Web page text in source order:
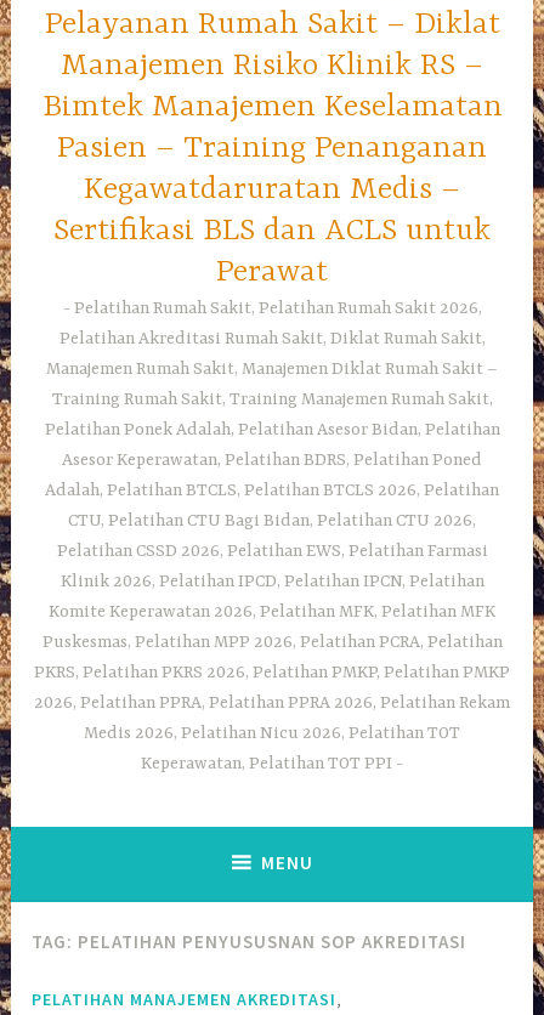
Pelayanan Rumah Sakit – Diklat
Manajemen Risiko Klinik RS –
Bimtek Manajemen Keselamatan
Pasien – Training Penanganan
Kegawatdaruratan Medis –
Sertifikasi BLS dan ACLS untuk
Perawat
Pelatihan Rumah Sakit, Pelatihan Rumah Sakit 2026,
Pelatihan Akreditasi Rumah Sakit, Diklat Rumah Sakit,
Manajemen Rumah Sakit, Manajemen Diklat Rumah Sakit –
Training Rumah Sakit, Training Manajemen Rumah Sakit,
Pelatihan Ponek Adalah, Pelatihan Asesor Bidan, Pelatihan
Asesor Keperawatan, Pelatihan BDRS, Pelatihan Poned
Adalah, Pelatihan BTCLS, Pelatihan BTCLS 2026, Pelatihan
CTU, Pelatihan CTU Bagi Bidan, Pelatihan CTU 2026,
Pelatihan CSSD 2026, Pelatihan EWS, Pelatihan Farmasi
Klinik 2026, Pelatihan IPCD, Pelatihan IPCN, Pelatihan
Komite Keperawatan 2026, Pelatihan MFK, Pelatihan MFK
Puskesmas, Pelatihan MPP 2026, Pelatihan PCRA, Pelatihan
PKRS, Pelatihan PKRS 2026, Pelatihan PMKP, Pelatihan PMKP
2026, Pelatihan PPRA, Pelatihan PPRA 2026, Pelatihan Rekam
Medis 2026, Pelatihan Nicu 2026, Pelatihan TOT
Keperawatan, Pelatihan TOT PPI
MENU
TAG: PELATIHAN PENYUSUSNAN SOP AKREDITASI
PELATIHAN MANAJEMEN AKREDITASI,